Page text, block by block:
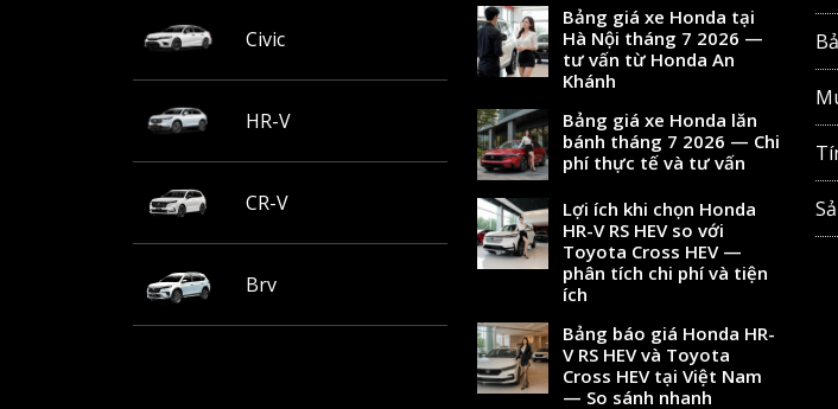
Civic
HR-V
CR-V
Brv
Bảng giá xe Honda tại
Hà Nội tháng 7 2026 —
tư vấn từ Honda An
Khánh
Bảng giá xe Honda lăn
bánh tháng 7 2026 — Chi
phí thực tế và tư vấn
Lợi ích khi chọn Honda
HR-V RS HEV so với
Toyota Cross HEV —
phân tích chi phí và tiện
ích
Bảng báo giá Honda HR-
V RS HEV và Toyota
Cross HEV tại Việt Nam
— So sánh nhanh